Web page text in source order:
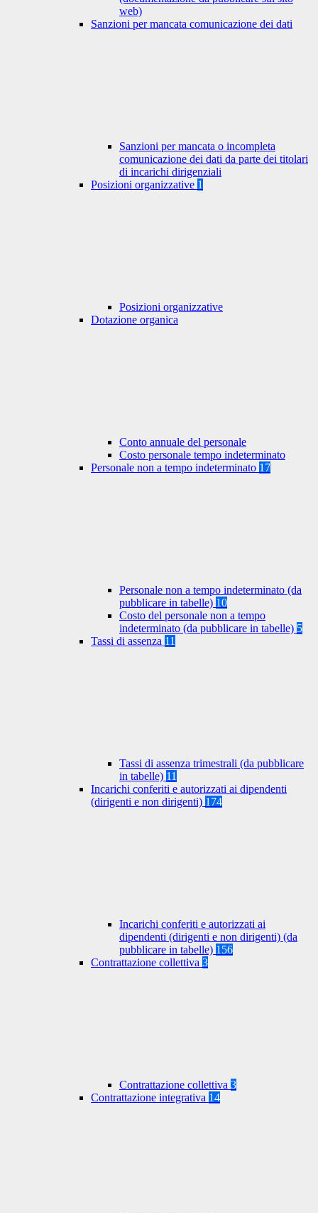
web)
Sanzioni per mancata comunicazione dei dati
Sanzioni per mancata o incompleta
comunicazione dei dati da parte dei titolari
di incarichi dirigenziali
Posizioni organizzative 1
Posizioni organizzative
Dotazione organica
Conto annuale del personale
Costo personale tempo indeterminato
Personale non a tempo indeterminato 17
Personale non a tempo indeterminato (da
pubblicare in tabelle) 10
Costo del personale non a tempo
indeterminato (da pubblicare in tabelle) 5
Tassi di assenza 11
Tassi di assenza trimestrali (da pubblicare
in tabelle) 11
Incarichi conferiti e autorizzati ai dipendenti
(dirigenti e non dirigenti) 174
Incarichi conferiti e autorizzati ai
dipendenti (dirigenti e non dirigenti) (da
pubblicare in tabelle) 156
Contrattazione collettiva 3
Contrattazione collettiva 3
Contrattazione integrativa 14